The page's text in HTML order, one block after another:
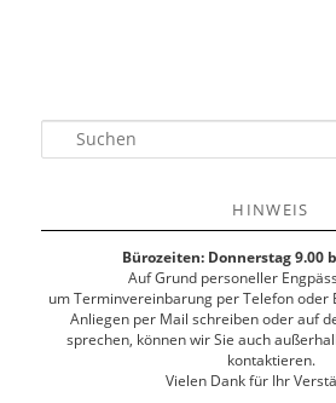
n
HINWEIS
Bürozeiten: Donnerstag 9.00
Auf Grund personeller
um Terminvereinbarung per Telefon oder
Anliegen per Mail schreiben oder auf
sprechen, können wir Sie auch
kontaktieren.
Vielen Dank für Ihr